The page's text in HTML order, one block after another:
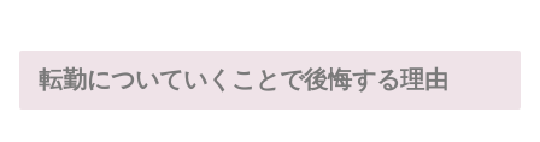
転勤についていくことで後悔する理由